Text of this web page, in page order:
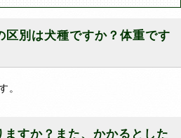
区別は犬種ですか？体重です
。
ますか？また、かかるとした